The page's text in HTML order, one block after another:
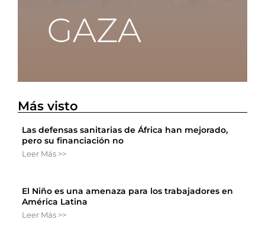
Más visto
Las defensas sanitarias de África han mejorado,
pero su financiación no
Leer Más >>
El Niño es una amenaza para los trabajadores en
América Latina
Leer Más >>